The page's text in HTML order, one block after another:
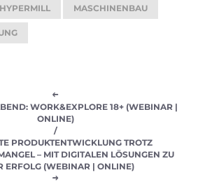
HYPERMILL MASCHINENBAU
WORK&EXPLORE 18+ (WEBINAR |
ONLINE)
/
PRODUKTENTWICKLUNG TROTZ
– MIT DIGITALEN LÖSUNGEN ZU
ERFOLG (WEBINAR | ONLINE)